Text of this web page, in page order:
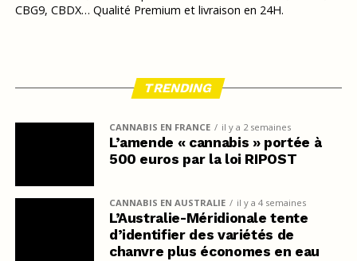
CBG9, CBDX… Qualité Premium et livraison en 24H.
TRENDING
CANNABIS EN FRANCE il y a 2 semaines
L’amende « cannabis » portée à
500 euros par la loi RIPOST
CANNABIS EN AUSTRALIE il y a 4 semaines
L’Australie-Méridionale tente
d’identifier des variétés de
chanvre plus économes en eau